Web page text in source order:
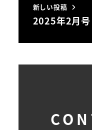
新しい投稿
2025年2月号